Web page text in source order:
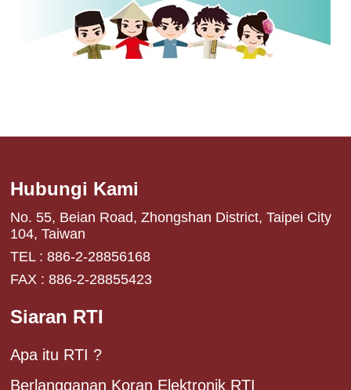
Hubungi Kami
No. 55, Beian Road, Zhongshan District, Taipei City
104, Taiwan
TEL : 886-2-28856168
FAX : 886-2-28855423
Siaran RTI
Apa itu RTI ?
Berlangganan Koran Elektronik RTI